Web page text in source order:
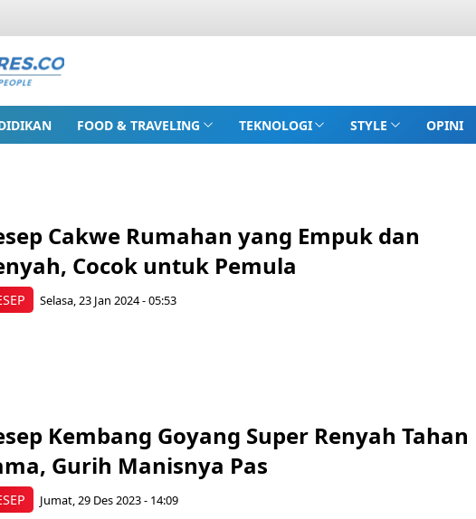
FOOD & TRAVELING TEKNOLOGI STYLE OPINI
Cakwe Rumahan yang Empuk dan
Cocok untuk Pemula
Selasa, 23 Jan 2024 - 05:53
Kembang Goyang Super Renyah Tahan
Gurih Manisnya Pas
Jumat, 29 Des 2023 - 14:09